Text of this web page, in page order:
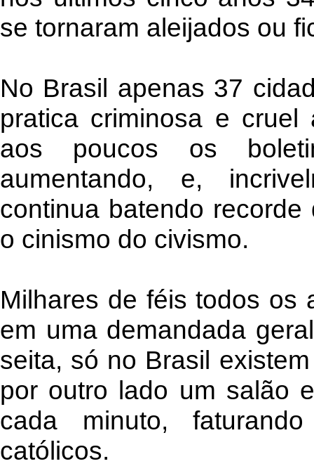
se tornaram aleijados ou
No Brasil apenas 37
pratica criminosa e
aos poucos os
aumentando, e,
continua batendo
o cinismo do civismo.
Milhares de féis todos os
em uma demandada
seita, só no Brasil
por outro lado um salão
cada minuto,
católicos.